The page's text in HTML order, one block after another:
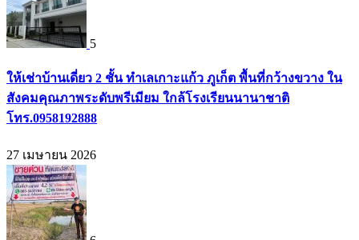
5
ให้เช่าบ้านเดี่ยว 2 ชั้น ทำเลเกาะแก้ว ภูเก็ต พื้นที่กว้างขวาง ใน
สังคมคุณภาพระดับพรีเมียม ใกล้โรงเรียนนานาชาติ
โทร.0958192888
27 เมษายน 2026